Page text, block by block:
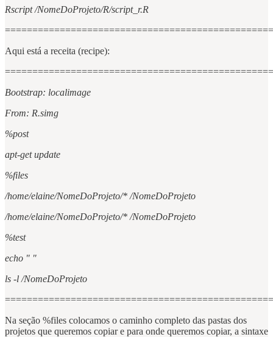
Rscript /NomeDoProjeto/R/script_r.R
Aqui está a receita (recipe):
Bootstrap: localimage
From: R.simg
%post
apt-get update
%files
/home/elaine/NomeDoProjeto/* /NomeDoProjeto
/home/elaine/NomeDoProjeto/* /NomeDoProjeto
%test
echo " "
ls -l /NomeDoProjeto
Na seção %files colocamos o caminho completo das pastas dos
projetos que queremos copiar e para onde queremos copiar, a sintaxe